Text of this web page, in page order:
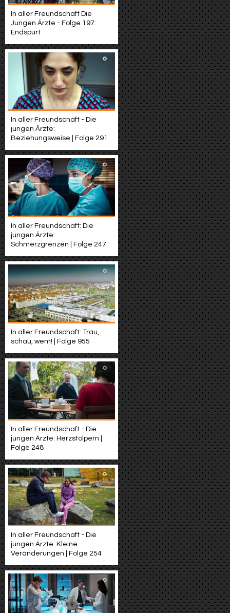
In aller Freundschaft Die
Jungen Ärzte - Folge 197:
Endspurt
In aller Freundschaft - Die
jungen Ärzte:
Beziehungsweise | Folge 291
In aller Freundschaft: Die
jungen Ärzte:
Schmerzgrenzen | Folge 247
In aller Freundschaft: Trau,
schau, wem! | Folge 955
In aller Freundschaft - Die
jungen Ärzte: Herzstolpern |
Folge 248
In aller Freundschaft - Die
jungen Ärzte: Kleine
Veränderungen | Folge 254